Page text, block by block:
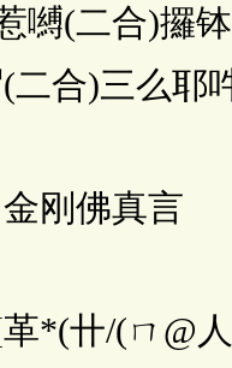
二合)攞钵
合)三么耶
佛真言
/(ㄇ@人)/